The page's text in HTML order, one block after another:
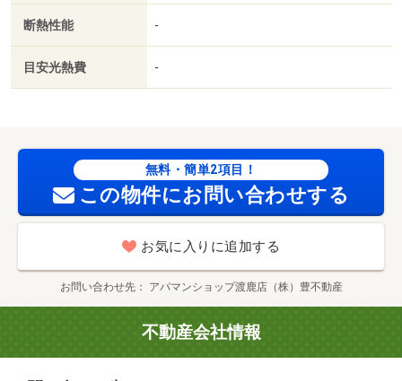
ンドリー
断熱性能 -
目安光熱費 -
無料・簡単2項目！
この物件にお問い合わせする
お気に入りに追加する
お問い合わせ先 アパマンショップ渡鹿店（株）豊不動産
不動産会社情報